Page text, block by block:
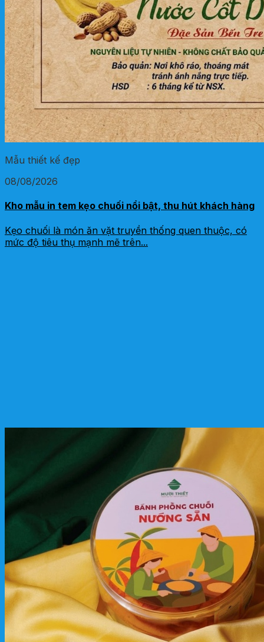
Mẫu thiết kế đẹp
08/08/2026
Kho mẫu in tem kẹo chuối nổi bật, thu hút khách hàng
Kẹo chuối là món ăn vặt truyền thống quen thuộc, có
mức độ tiêu thụ mạnh mẽ trên...